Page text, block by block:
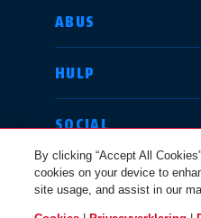
ABUS
HULP
SOCIAL
JURIDISCHE
LAND SELECTEREN
Deutschland
By clicking “Accept All
cookies on your device to
site usage, and assist in our